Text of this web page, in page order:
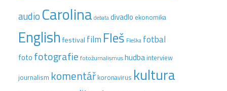
audio Carolina debatadivadlo ekonomika
Englishfestival film Fleš Fleška fotbal
foto fotografie fotožurnalismushudba interview
journalism komentář koronavirus kultura